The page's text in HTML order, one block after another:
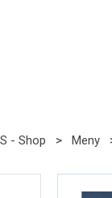
- Shop > Meny